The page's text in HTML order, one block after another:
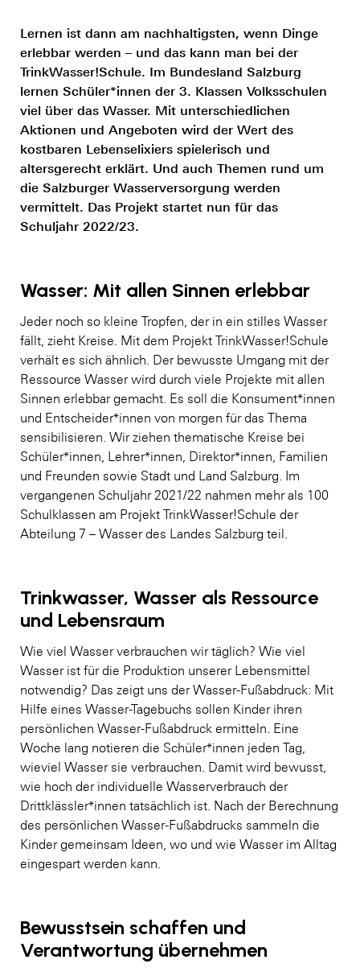
Lernen ist dann am nachhaltigsten, wenn Dinge
erlebbar werden – und das kann man bei der
TrinkWasser!Schule. Im Bundesland Salzburg
lernen Schüler*innen der 3. Klassen Volksschulen
viel über das Wasser. Mit unterschiedlichen
Aktionen und Angeboten wird der Wert des
kostbaren Lebenselixiers spielerisch und
altersgerecht erklärt. Und auch Themen rund um
die Salzburger Wasserversorgung werden
vermittelt. Das Projekt startet nun für das
Schuljahr 2022/23.
Wasser: Mit allen Sinnen erlebbar
Jeder noch so kleine Tropfen, der in ein stilles Wasser
fällt, zieht Kreise. Mit dem Projekt TrinkWasser!Schule
verhält es sich ähnlich. Der bewusste Umgang mit der
Ressource Wasser wird durch viele Projekte mit allen
Sinnen erlebbar gemacht. Es soll die Konsument*innen
und Entscheider*innen von morgen für das Thema
sensibilisieren. Wir ziehen thematische Kreise bei
Schüler*innen, Lehrer*innen, Direktor*innen, Familien
und Freunden sowie Stadt und Land Salzburg. Im
vergangenen Schuljahr 2021/22 nahmen mehr als 100
Schulklassen am Projekt TrinkWasser!Schule der
Abteilung 7 – Wasser des Landes Salzburg teil.
Trinkwasser, Wasser als Ressource
und Lebensraum
Wie viel Wasser verbrauchen wir täglich? Wie viel
Wasser ist für die Produktion unserer Lebensmittel
notwendig? Das zeigt uns der Wasser-Fußabdruck: Mit
Hilfe eines Wasser-Tagebuchs sollen Kinder ihren
persönlichen Wasser-Fußabdruck ermitteln. Eine
Woche lang notieren die Schüler*innen jeden Tag,
wieviel Wasser sie verbrauchen. Damit wird bewusst,
wie hoch der individuelle Wasserverbrauch der
Drittklässler*innen tatsächlich ist. Nach der Berechnung
des persönlichen Wasser-Fußabdrucks sammeln die
Kinder gemeinsam Ideen, wo und wie Wasser im Alltag
eingespart werden kann.
Bewusstsein schaffen und
Verantwortung übernehmen